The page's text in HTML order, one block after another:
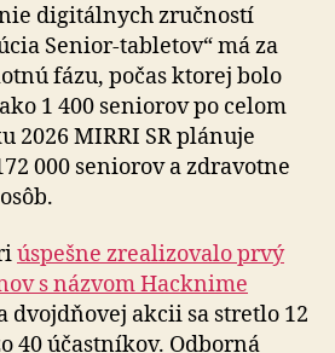
digitálnych zručností
Senior-tabletov“ má za
fázu, počas ktorej bolo
1 400 seniorov po celom
2026 MIRRI SR plánuje
000 seniorov a zdravotne
úspešne zrealizovalo prvý
s názvom Hacknime
dvojdňovej akcii sa stretlo 12
40 účastníkov. Odborná